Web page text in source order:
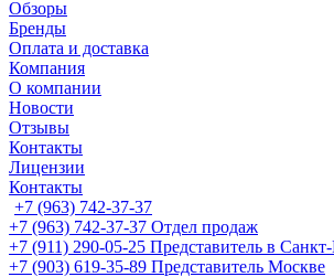
Обзоры
Бренды
Оплата и доставка
Компания
О компании
Новости
Отзывы
Контакты
Лицензии
Контакты
+7 (963) 742-37-37
+7 (963) 742-37-37 Отдел продаж
+7 (911) 290-05-25 Представитель в
+7 (903) 619-35-89 Представитель Москве